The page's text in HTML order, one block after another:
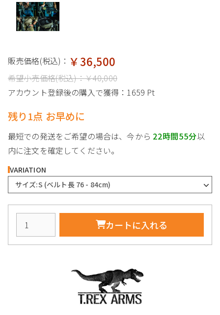
販売価格(税込)： ￥36,500
希望小売価格(税込)：￥40,000
アカウント登録後の購入で獲得： 1659 Pt
残り1点 お早めに
最短での発送をご希望の場合は、今から 22時間55分以
内に注文を確定してください。
VARIATION
サイズ:S (ベルト長 76 - 84cm)
カートに入れる